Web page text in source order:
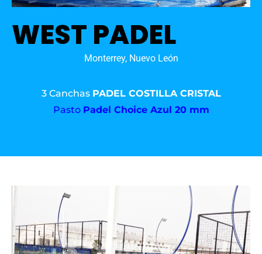
WEST PADEL
Monterrey, Nuevo León
3 Canchas PADEL COSTILLA CRISTAL
Pasto Padel Choice Azul 20 mm